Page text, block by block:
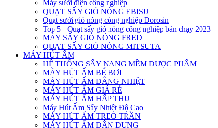
Máy sưởi điện công nghiệp
QUẠT SẤY GIÓ NÓNG EBISU
Quạt sưởi gió nóng công nghiệp Dorosin
Top 5+ Quạt sấy gió nóng công nghiệp bán chạy 2023
MÁY SẤY GIÓ NÓNG FRED
QUẠT SẤY GIÓ NÓNG MITSUTA
MÁY HÚT ẨM
HỆ THỐNG SẤY NANG MỀM DƯỢC PHẨM
MÁY HÚT ẨM BỂ BƠI
MÁY HÚT ẨM ĐẲNG NHIỆT
MÁY HÚT ẨM GIÁ RẺ
MÁY HÚT ẨM HẤP THỤ
Máy Hút Ẩm Sấy Nhiệt Độ Cao
MÁY HÚT ẨM TREO TRẦN
MÁY HÚT ẨM DÂN DỤNG